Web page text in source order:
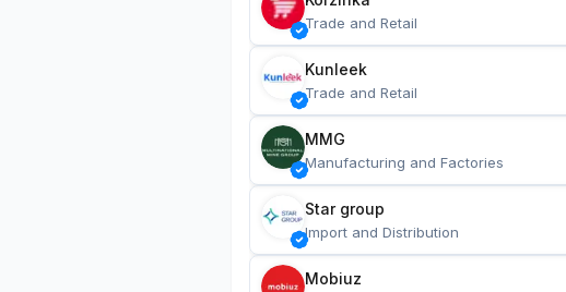
Trade and Retail
Kunleek
Trade and Retail
MMG
Manufacturing and Factories
Star group
Import and Distribution
Mobiuz